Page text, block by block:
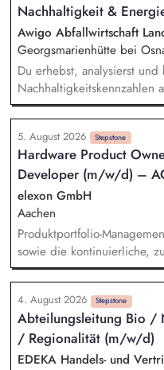
Konzeption innovativer
Lösungen im Verkehrs- und
Nachhaltigkeit &
Awigo Abfallwirtschaft
Georgsmarienhütte bei
Du erhebst, analysierst und
Nachhaltigkeitskennzahlen
Erstellung sowie
Nachhaltigkeitsberichts
(z. B. VSME). Bei der
unseres Corporate Carbon
und leitest gemeinsam mit
Emissionsreduzierung ab.
Nachhaltigkeitskennzahlen,
und unterstützt deren
Darüber hinaus unterstützt
unseren Projekten im
Batteriespeicher und
Energiewirtschaft.
5. August 2026 Stepstone
Hardware Product
Developer (m/w/d) –
elexon GmbH
Aachen
Produktportfolio-
sowie die kontinuierliche,
Weiterentwicklung unseres
Anforderungs- &
alle relevanten Produkt-
dokumentierst diese in
mit den Stakeholdern ab.
Du planst und
4. August 2026 Stepstone
Abteilungsleitung Bio /
/ Regionalität (m/w/d)
EDEKA Handels- und